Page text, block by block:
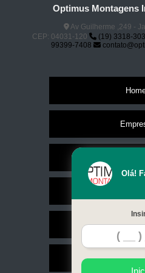
onde encontrar painel eletrico plastico
painel elétrico trifásico cotação
painéis elétricos com inversor Valinhos
painel elétrico com inversor cotação
painel industrial elétrico para
painel modular elétrico Sumaré
painéis modulares elétricos Itu
painéis elétricos para automação Jundiaí
onde encontrar painel industrial elétrico
Optimus Montagens
Av Guilherme ,249 -
CEP: 04031-120
(19) 3318-
99399-7408
Mapa
Olá!